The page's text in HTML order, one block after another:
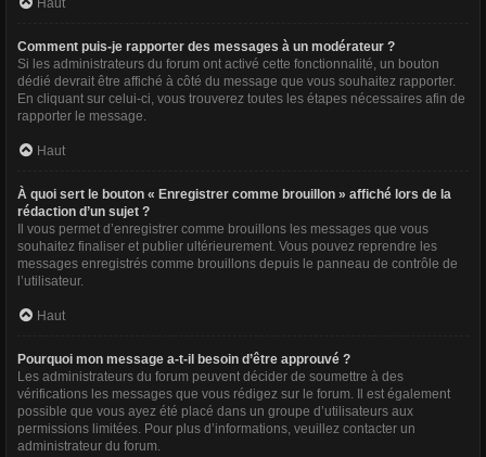
Haut
Comment puis-je rapporter des messages à un modérateur ?
Si les administrateurs du forum ont activé cette fonctionnalité, un bouton
dédié devrait être affiché à côté du message que vous souhaitez rapporter.
En cliquant sur celui-ci, vous trouverez toutes les étapes nécessaires afin de
rapporter le message.
Haut
À quoi sert le bouton « Enregistrer comme brouillon » affiché lors de la
rédaction d’un sujet ?
Il vous permet d’enregistrer comme brouillons les messages que vous
souhaitez finaliser et publier ultérieurement. Vous pouvez reprendre les
messages enregistrés comme brouillons depuis le panneau de contrôle de
l’utilisateur.
Haut
Pourquoi mon message a-t-il besoin d’être approuvé ?
Les administrateurs du forum peuvent décider de soumettre à des
vérifications les messages que vous rédigez sur le forum. Il est également
possible que vous ayez été placé dans un groupe d’utilisateurs aux
permissions limitées. Pour plus d’informations, veuillez contacter un
administrateur du forum.